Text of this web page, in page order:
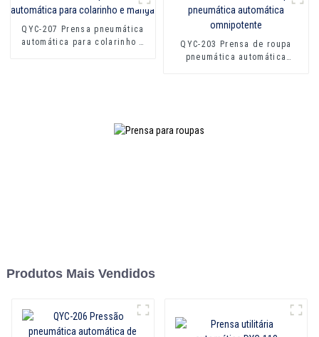
QYC-207 Prensa pneumática
automática para colarinho e
QYC-203 Prensa de roupa
pneumática automática
Produtos Mais Vendidos